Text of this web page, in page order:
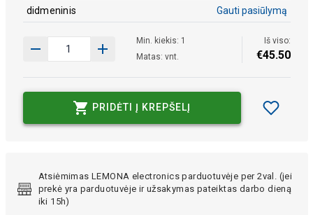
didmeninis Gauti pasiūlymą
Min. kiekis: 1
Matas: vnt.
Iš viso:
€45.50
PRIDĖTI Į KREPŠELĮ
Atsiėmimas LEMONA electronics parduotuvėje per 2val. (jei
prekė yra parduotuvėje ir užsakymas pateiktas darbo dieną
iki 15h)